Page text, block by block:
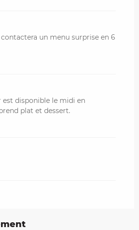
un menu surprise en 6
est disponible le midi en
plat et dessert.